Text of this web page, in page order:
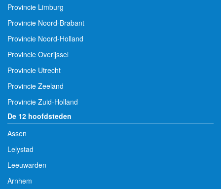
Provincie Limburg
Provincie Noord-Brabant
Provincie Noord-Holland
Provincie Overijssel
Provincie Utrecht
Provincie Zeeland
Provincie Zuid-Holland
De 12 hoofdsteden
Assen
Lelystad
Leeuwarden
Arnhem